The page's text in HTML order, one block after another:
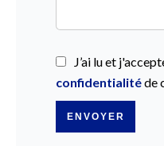
J’ai lu et
confidentialitéde
ENVOYER